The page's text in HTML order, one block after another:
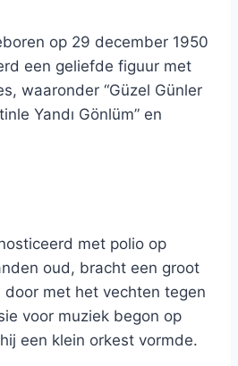
op 29 december 1950
een geliefde figuur met
waaronder “Güzel Günler
Yandı Gönlüm” en
met polio op
oud, bracht een groot
door met het vechten tegen
voor muziek begon op
een klein orkest vormde.